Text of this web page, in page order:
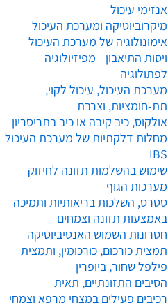
אנזימי עיכול
מיקרוביוטיקה ומערכת העיכול
אימונולוגיה של מערכת העיכול
ויסות התיאבון - מפיזיולוגיה
לפתולוגיה
מערכת העיכול, עיכול לקוי,
תת-חומציות, וצרבת
אולקוס, כיב קיבה או כיב בתריסריון
מחלות דלקתיות של מערכת העיכול
IBS
שימוש בהשלמות תזונה לחיזוק
מערכות הגוף
סטרס, השלכות בריאותיות ותמיכה
באמצעות תזונה וצמחים
חסרונות השמוש האנטיביוטיקה
תמצית כורכום, כורכומין, ותמצית
פילפל שחור, ביופרין
הסיבים התזונתיים, תאית
רכיבים פעילים במצחי מרפא וצמחי